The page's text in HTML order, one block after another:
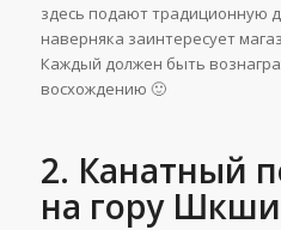
здесь подают традиционную
наверняка заинтересует
Каждый должен быть
восхождению 🙂
2. Канатный
на гору